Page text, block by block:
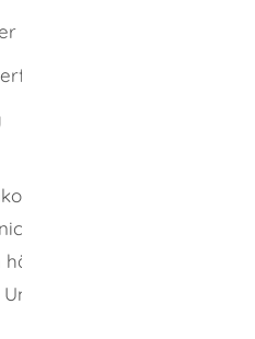
Regelfall
- auf Antrag
ist die
pauschal
von Ihren
des